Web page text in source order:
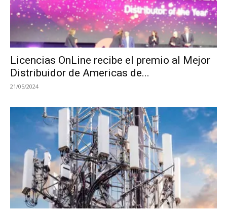
Licencias OnLine recibe el premio al Mejor
Distribuidor de Americas de...
21/05/2024